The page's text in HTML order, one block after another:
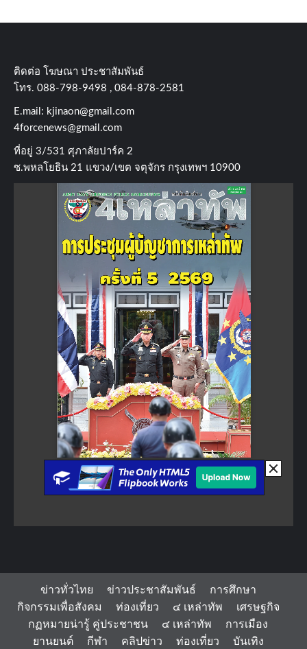
ติดต่อ​ โฆษณา​ ประชาสัมพันธ์
โทร​. 088-798-9498 , 084-878-2581
E.mail: kjinaon@gmail.com
4forcenews@gmail.com
ที่อยู่​ 3/531​ ศุภาลัยปาร์ค​ 2
ซ.พหลโยธิน​ 21​ แขวง/เขต​ จตุจักร​ กรุงเทพฯ 10900
ข่าวทั่วไทย ข่าวประชาสัมพันธ์
การศึกษา
กิจกรรมเพื่อสังคม
ท่องเที่ยว ๔ เหล่าทัพ
เศรษฐกิจ
กฏหมายน่ารู้ คู่ประชาชน
๔ เหล่าทัพ
การเมือง
ยานยนต์
กีฬา คลิปข่าว ท่องเที่ยว บันเทิง